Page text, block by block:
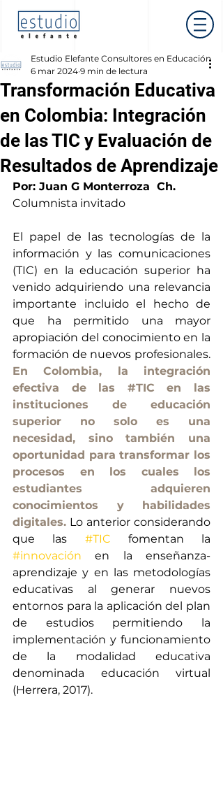
Transformación Educativa
en Colombia: Integración
de las TIC y Evaluación de
Resultados de Aprendizaje
Estudio Elefante Consultores en Educación
6 mar 2024 9 min de lectura
Por: Juan G Monterroza  Ch.
Columnista invitado
El papel de las tecnologías de la
información y las comunicaciones
(TIC) en la educación superior ha
venido adquiriendo una relevancia
importante incluido el hecho de
que ha permitido una mayor
apropiación del conocimiento en la
En Colombia, la integración
efectiva de las #TIC en las
instituciones de educación
superior no solo es una
necesidad, sino también una
oportunidad para transformar los
procesos en los cuales los
estudiantes adquieren
conocimientos y habilidades
digitales. Lo anterior considerando
que las #TIC
#innovación en la enseñanza-
aprendizaje y en las metodologías
educativas al generar nuevos
entornos para la aplicación del plan
de estudios permitiendo la
implementación y funcionamiento
de la modalidad educativa
denominada educación virtual
(Herrera, 2017).